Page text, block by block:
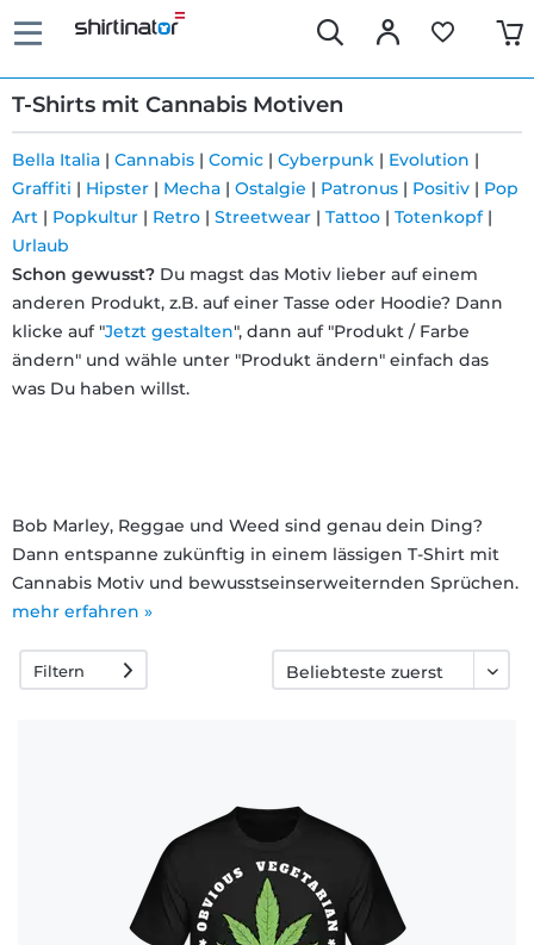
T-Shirts mit Cannabis Motiven
Schnelle
Lieferung
30 Tage
Umtauschrecht
Fragen
Bella Italia | Cannabis | Comic | Cyberpunk | Evolution |
Graffiti | Hipster | Mecha | Ostalgie | Patronus | Positiv | Pop
Art | Popkultur | Retro | Streetwear | Tattoo | Totenkopf|
Urlaub
Schon gewusst? Du magst das Motiv lieber auf einem
anderen Produkt, z.B. auf einer Tasse oder Hoodie? Dann
klicke auf "Jetzt gestalten", dann auf "Produkt / Farbe
ändern" und wähle unter "Produkt ändern" einfach das
was Du haben willst.
Bob Marley, Reggae und Weed sind genau dein Ding?
Dann entspanne zukünftig in einem lässigen T-Shirt mit
Cannabis Motiv und bewusstseinserweiternden Sprüchen.
mehr erfahren »
Filtern